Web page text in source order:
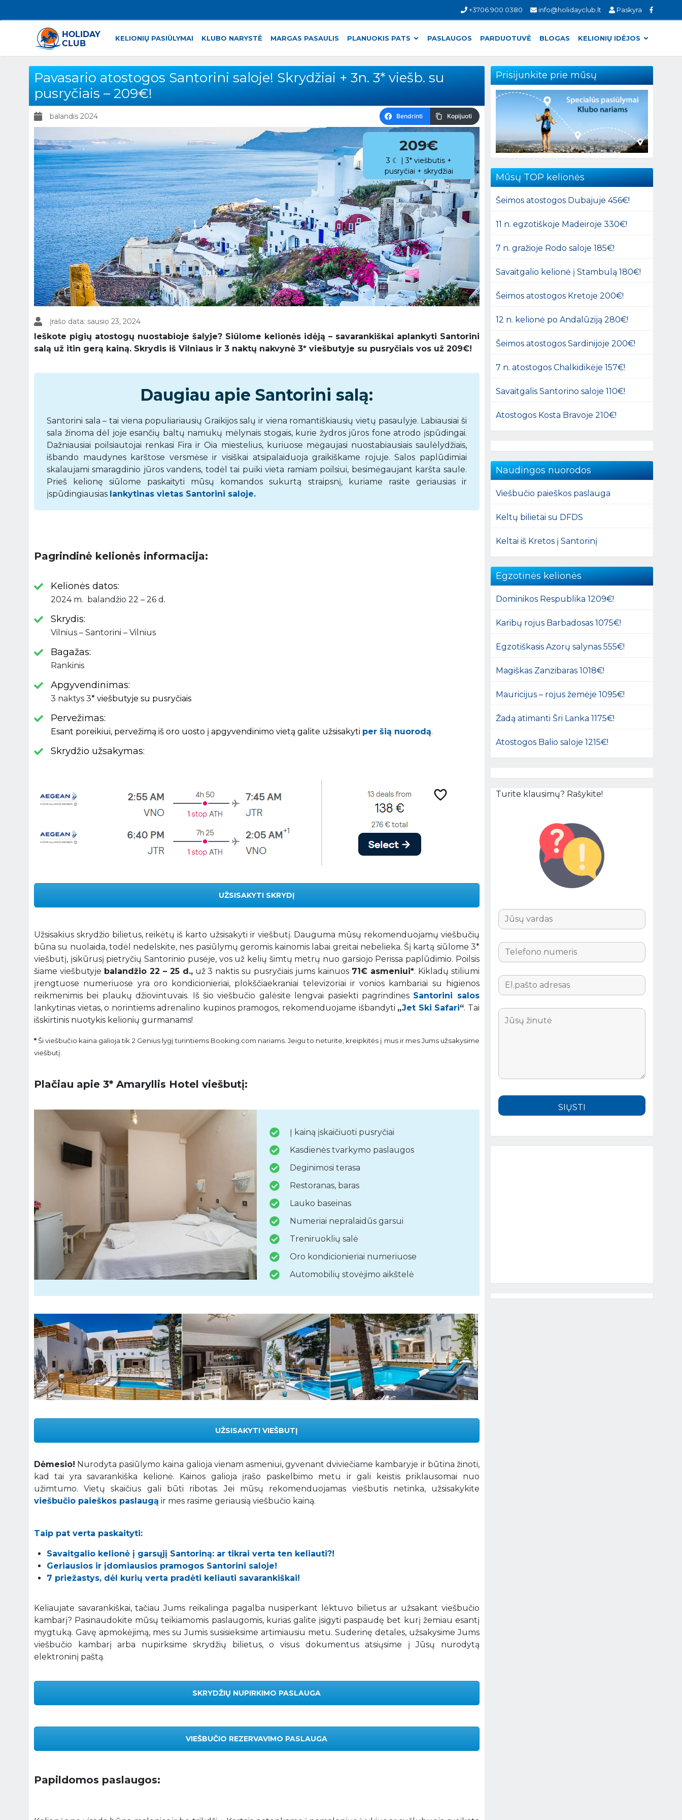
+3706 900 0380 info@holidayclub.lt Paskyra
KELIONIŲ PASIŪLYMAI KLUBO NARYSTĖ MARGAS PASAULIS PLANUOKIS PATS PASLAUGOS PARDUOTUVĖ BLOGAS KELIONIŲ IDĖJOS
Pavasario atostogos Santorini saloje! Skrydžiai + 3n. 3* viešb. su
pusryčiais – 209€!
balandis 2024 Bendrinti Kopijuoti
209€
3 ☾ | 3* viešbutis +
pusryčiai + skrydžiai
Įrašo data: sausio 23, 2024
Ieškote pigių atostogų nuostabioje šalyje? Siūlome kelionės idėją – savarankiškai aplankyti Santorini
salą už itin gerą kainą. Skrydis iš Vilniaus ir 3 naktų nakvynė 3* viešbutyje su pusryčiais vos už 209€!
Daugiau apie Santorini salą:
Santorini sala – tai viena populiariausių Graikijos salų ir viena romantiškiausių vietų pasaulyje. Labiausiai ši
sala žinoma dėl joje esančių baltų namukų mėlynais stogais, kurie žydros jūros fone atrodo įspūdingai.
Dažniausiai poilsiautojai renkasi Fira ir Oia miestelius, kuriuose mėgaujasi nuostabiausiais saulėlydžiais,
išbando maudynes karštose versmėse ir visiškai atsipalaiduoja graikiškame rojuje. Salos paplūdimiai
skalaujami smaragdinio jūros vandens, todėl tai puiki vieta ramiam poilsiui, besimėgaujant karšta saule.
Prieš kelionę siūlome paskaityti mūsų komandos sukurtą straipsnį, kuriame rasite geriausias ir
įspūdingiausias lankytinas vietas Santorini saloje.
Pagrindinė kelionės informacija:
Kelionės datos:
2024 m. balandžio 22 – 26 d.
Skrydis:
Vilnius – Santorini – Vilnius
Bagažas:
Rankinis
Apgyvendinimas:
3 naktys 3* viešbutyje su pusryčiais
Pervežimas:
Esant poreikiui, pervežimą iš oro uosto į apgyvendinimo vietą galite užsisakyti per šią nuorodą.
Skrydžio užsakymas:
UŽSISAKYTI SKRYDĮ
Užsisakius skrydžio bilietus, reikėtų iš karto užsisakyti ir viešbutį. Dauguma mūsų rekomenduojamų viešbučių
būna su nuolaida, todėl nedelskite, nes pasiūlymų geromis kainomis labai greitai nebelieka. Šį kartą siūlome 3*
viešbutį, įsikūrusį pietryčių Santorinio pusėje, vos už kelių šimtų metrų nuo garsiojo Perissa paplūdimio. Poilsis
šiame viešbutyje balandžio 22 – 25 d.,už 3 naktis su pusryčiais jums kainuos 71€ asmeniui*. Kikladų stiliumi
įrengtuose numeriuose yra oro kondicionieriai, plokščiaekraniai televizoriai ir vonios kambariai su higienos
reikmenimis bei plaukų džiovintuvais. Iš šio viešbučio galėsite lengvai pasiekti pagrindines Santorini salos
lankytinas vietas, o norintiems adrenalino kupinos pramogos, rekomenduojame išbandyti „Jet Ski Safari“. Tai
išskirtinis nuotykis kelionių gurmanams!
*Ši viešbučio kaina galioja tik 2 Genius lygį turintiems Booking.com nariams. Jeigu to neturite, kreipkitės į mus ir mes Jums užsakysime
viešbutį.
Plačiau apie 3* Amaryllis Hotel viešbutį:
Į kainą įskaičiuoti pusryčiai
Kasdienės tvarkymo paslaugos
Deginimosi terasa
Restoranas, baras
Lauko baseinas
Numeriai nepralaidūs garsui
Treniruoklių salė
Oro kondicionieriai numeriuose
Automobilių stovėjimo aikštelė
UŽSISAKYTI VIEŠBUTĮ
Dėmesio! Nurodyta pasiūlymo kaina galioja vienam asmeniui, gyvenant dviviečiame kambaryje ir būtina žinoti,
kad tai yra savarankiška kelionė. Kainos galioja įrašo paskelbimo metu ir gali keistis priklausomai nuo
užimtumo. Vietų skaičius gali būti ribotas. Jei mūsų rekomenduojamas viešbutis netinka, užsisakykite
viešbučio paieškos paslaugą ir mes rasime geriausią viešbučio kainą.
Taip pat verta paskaityti:
Savaitgalio kelionė į garsųjį Santoriną: ar tikrai verta ten keliauti?!
Geriausios ir įdomiausios pramogos Santorini saloje!
7 priežastys, dėl kurių verta pradėti keliauti savarankiškai!
Keliaujate savarankiškai, tačiau Jums reikalinga pagalba nusiperkant lėktuvo bilietus ar užsakant viešbučio
kambarį? Pasinaudokite mūsų teikiamomis paslaugomis, kurias galite įsigyti paspaudę bet kurį žemiau esantį
mygtuką. Gavę apmokėjimą, mes su Jumis susisieksime artimiausiu metu. Suderinę detales, užsakysime Jums
viešbučio kambarį arba nupirksime skrydžių bilietus, o visus dokumentus atsiųsime į Jūsų nurodytą
elektroninį paštą.
SKRYDŽIŲ NUPIRKIMO PASLAUGA
VIEŠBUČIO REZERVAVIMO PASLAUGA
Papildomos paslaugos:
Prisijunkite prie mūsų
Mūsų TOP kelionės
Šeimos atostogos Dubajuje 456€!
11 n. egzotiškoje Madeiroje 330€!
7 n. gražioje Rodo saloje 185€!
Savaitgalio kelionė į Stambulą 180€!
Šeimos atostogos Kretoje 200€!
12 n. kelionė po Andalūziją 280€!
Šeimos atostogos Sardinijoje 200€!
7 n. atostogos Chalkidikėje 157€!
Savaitgalis Santorino saloje 110€!
Atostogos Kosta Bravoje 210€!
Naudingos nuorodos
Viešbučio paieškos paslauga
Keltų bilietai su DFDS
Keltai iš Kretos į Santorinį
Egzotinės kelionės
Dominikos Respublika 1209€!
Karibų rojus Barbadosas 1075€!
Egzotiškasis Azorų salynas 555€!
Magiškas Zanzibaras 1018€!
Mauricijus – rojus žemėje 1095€!
Žadą atimanti Šri Lanka 1175€!
Atostogos Balio saloje 1215€!
Turite klausimų? Rašykite!